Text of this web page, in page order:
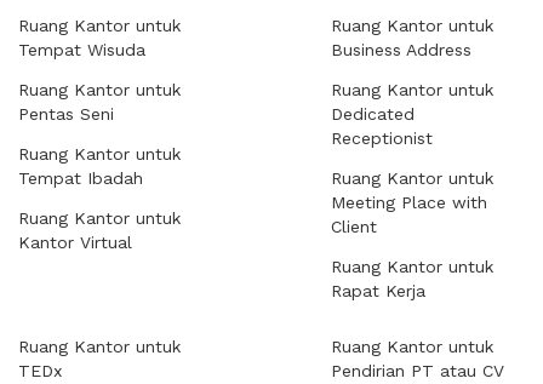
Ruang Kantor untuk
Tempat Wisuda
Ruang Kantor untuk
Pentas Seni
Ruang Kantor untuk
Tempat Ibadah
Ruang Kantor untuk
Kantor Virtual
Ruang Kantor untuk
Business Address
Ruang Kantor untuk
Dedicated
Receptionist
Ruang Kantor untuk
Meeting Place with
Client
Ruang Kantor untuk
Rapat Kerja
Ruang Kantor untuk
TEDx
Ruang Kantor untuk
Pendirian PT atau CV